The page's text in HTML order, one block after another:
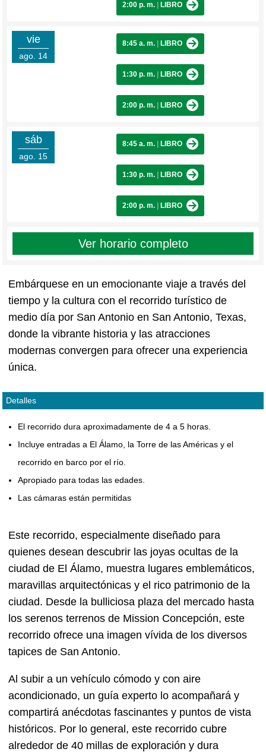
2:00 p. m. LIBRO
vie
ago. 14
8:45 a. m. LIBRO
1:30 p. m. LIBRO
2:00 p. m. LIBRO
sáb
ago. 15
8:45 a. m. LIBRO
1:30 p. m. LIBRO
2:00 p. m. LIBRO
Ver horario completo
Embárquese en un emocionante viaje a través del
tiempo y la cultura con el recorrido turístico de
medio día por San Antonio en San Antonio, Texas,
donde la vibrante historia y las atracciones
modernas convergen para ofrecer una experiencia
única.
Detalles
El recorrido dura aproximadamente de 4 a 5 horas.
Incluye entradas a El Álamo, la Torre de las Américas y el
recorrido en barco por el río.
Apropiado para todas las edades.
Las cámaras están permitidas
Este recorrido, especialmente diseñado para
quienes desean descubrir las joyas ocultas de la
ciudad de El Álamo, muestra lugares emblemáticos,
maravillas arquitectónicas y el rico patrimonio de la
ciudad. Desde la bulliciosa plaza del mercado hasta
los serenos terrenos de Mission Concepción, este
recorrido ofrece una imagen vívida de los diversos
tapices de San Antonio.
Al subir a un vehículo cómodo y con aire
acondicionado, un guía experto lo acompañará y
compartirá anécdotas fascinantes y puntos de vista
históricos. Por lo general, este recorrido cubre
alrededor de 40 millas de exploración y dura